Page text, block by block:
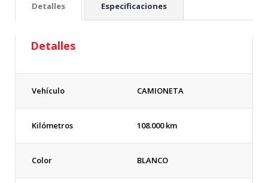
Detalles Especificaciones
Detalles
Vehículo CAMIONETA
Kilómetros 108.000 km
Color BLANCO